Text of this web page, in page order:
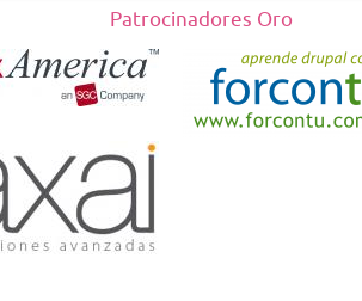
Patrocinadores Oro